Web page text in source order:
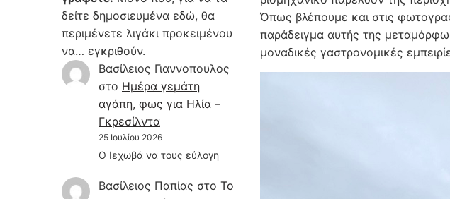
δείτε δημοσιευμένα εδώ, θα
περιμένετε λιγάκι προκειμένου
να… εγκριθούν.
Βασίλειος Γιαννοπουλος
στο Hμέρα γεμάτη
αγάπη, φως για Ηλία –
Γκρεσίλντα
25 Ιουλίου 2026
Ο Ιεχωβά να τους εύλογη
Βασίλειος Παπίας στο Το
Όπως βλέπουμε και στις
παράδειγμα αυτής της
μοναδικές γαστρονομικές